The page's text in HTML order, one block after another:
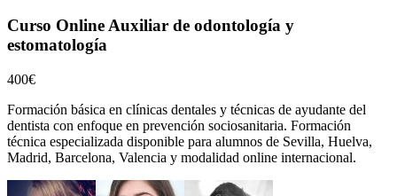
Curso Online Auxiliar de odontología y
estomatología
400€
Formación básica en clínicas dentales y técnicas de ayudante del
dentista con enfoque en prevención sociosanitaria. Formación
técnica especializada disponible para alumnos de Sevilla, Huelva,
Madrid, Barcelona, Valencia y modalidad online internacional.